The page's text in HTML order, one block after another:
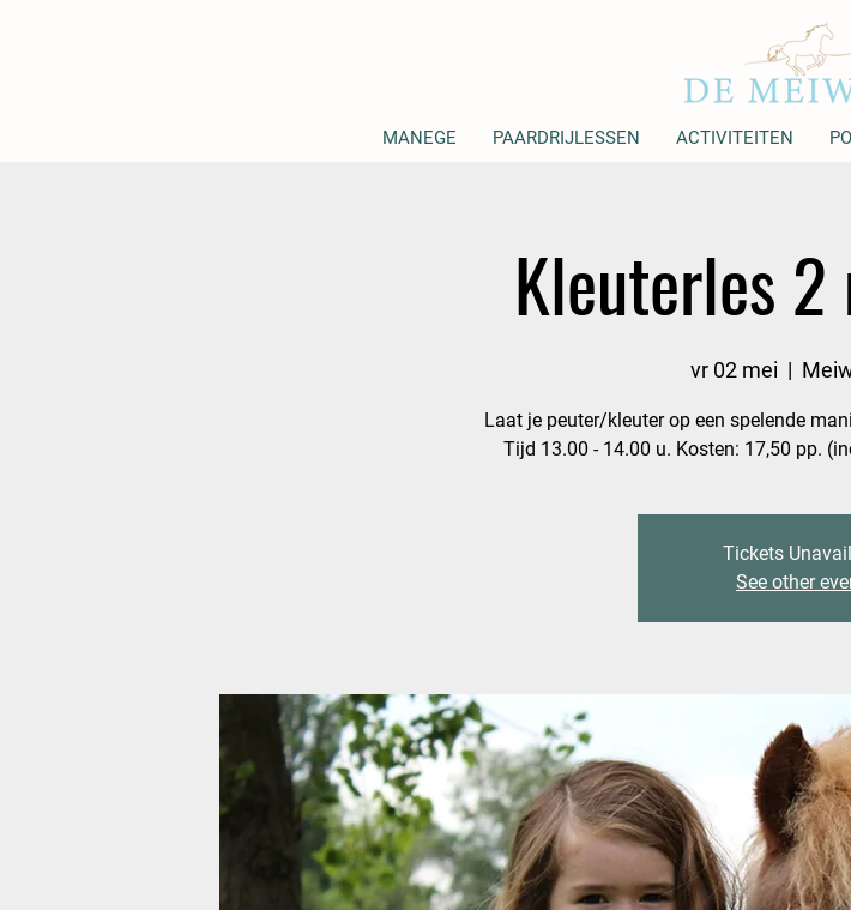
MANEGE PAARDRIJLESSEN ACTIVITEITEN
Kleuterles
vr 02 mei
  |
Laat je peuter/kleuter op een spelende
Tijd 13.00 - 14.00 u. Kosten: 17,50 pp.
Tickets
See other